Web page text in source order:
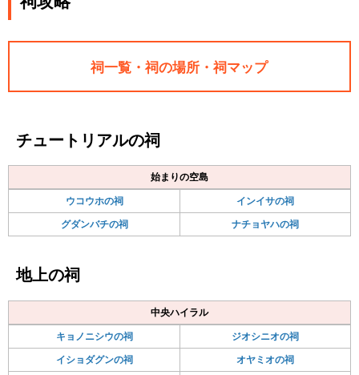
祠一覧・祠の場所・祠マップ
チュートリアルの祠
始まりの空島
ウコウホの祠
インイサの祠
グダンバチの祠
ナチョヤハの祠
地上の祠
中央ハイラル
キョノニシウの祠
ジオシニオの祠
イショダグンの祠
オヤミオの祠